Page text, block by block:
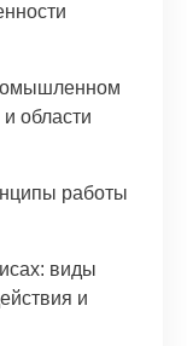
области
работы
виды
и